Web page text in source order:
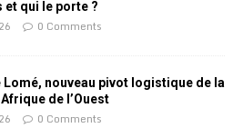
et qui le porte ?
0 Comments
Lomé, nouveau pivot logistique de la
de l’Ouest
0 Comments